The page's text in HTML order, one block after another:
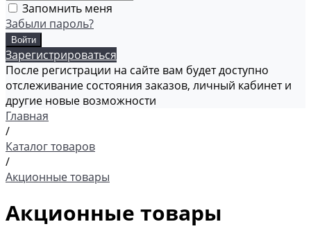
Запомнить меня
Забыли пароль?
Зарегистрироваться
После регистрации на сайте вам будет доступно
отслеживание состояния заказов, личный кабинет и
другие новые возможности
Главная
/
Каталог товаров
/
Акционные товары
Акционные товары